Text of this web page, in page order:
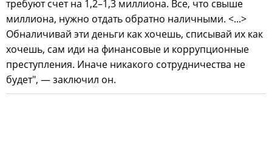
требуют счет на 1,2–1,3 миллиона. Все, что свыше
миллиона, нужно отдать обратно наличными. <...>
Обналичивай эти деньги как хочешь, списывай их как
хочешь, сам иди на финансовые и коррупционные
преступления. Иначе никакого сотрудничества не
будет", — заключил он.